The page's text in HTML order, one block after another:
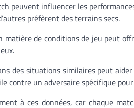
peuvent influencer les
préfèrent des terrains secs.
matière de conditions de jeu peut
des situations similaires peut
contre un adversaire spécifique
à ces données, car chaque